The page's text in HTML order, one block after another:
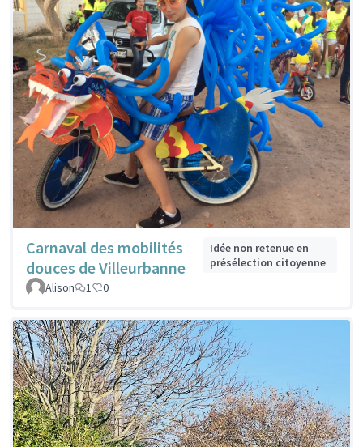
Carnaval des mobilités
douces de Villeurbanne
Idée non retenue en
présélection citoyenne
Alison
1 0